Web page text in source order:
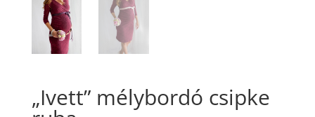
„Ivett” mélybordó csipke